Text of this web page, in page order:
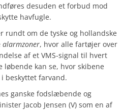
desuden et forbud mod
havfugle.
rundt om de tyske og hollandske
alarmzoner, hvor alle fartøjer over
af et VMS-signal til hvert
løbende kan se, hvor skibene
beskyttet farvand.
ganske fodslæbende og
Jacob Jensen (V) som en af